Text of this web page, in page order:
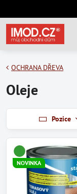
OCHRANA DŘEVA
Oleje
Pozice
NOVINKA